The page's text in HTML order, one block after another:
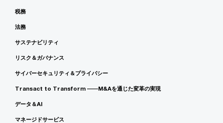
税務
法務
サステナビリティ
リスク＆ガバナンス
サイバーセキュリティ＆プライバシー
Transact to Transform ――M&Aを通じた変革の実現
データ＆AI
マネージドサービス